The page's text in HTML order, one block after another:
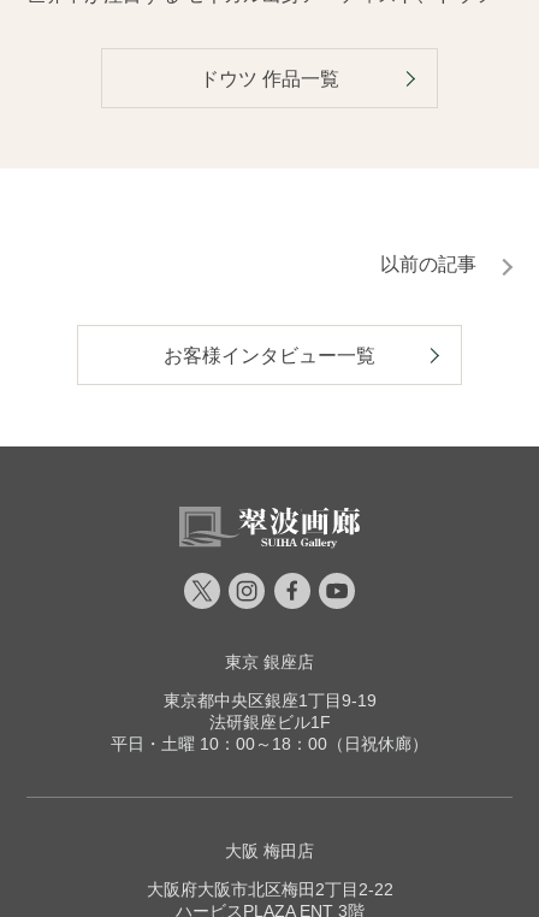
ドウツ 作品一覧
お客様インタビュー一覧
東京 銀座店
東京都中央区銀座1丁目9-19
法研銀座ビル1F
平日・土曜 10：00～18：00（日祝休廊）
大阪 梅田店
大阪府大阪市北区梅田2丁目2-22
ハービスPLAZA ENT 3階